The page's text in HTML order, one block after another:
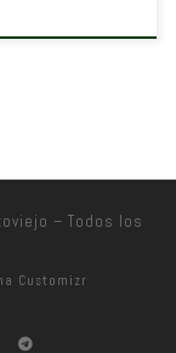
– Todos los
Customizr